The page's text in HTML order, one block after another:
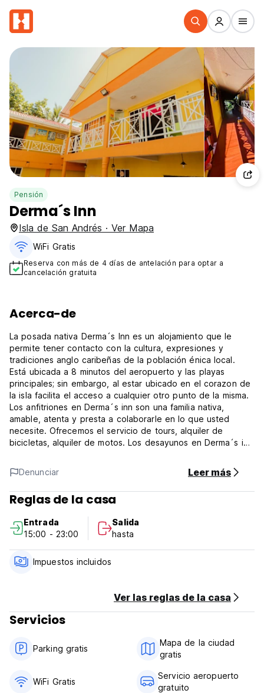
Pensión
Derma´s Inn
Isla de San Andrés · Ver Mapa
WiFi Gratis
Reserva con más de 4 días de antelación para optar a
cancelación gratuita
Acerca-de
La posada nativa Derma´s Inn es un alojamiento que le
permite tener contacto con la cultura, expresiones y
tradiciones anglo caribeñas de la población énica local.
Está ubicada a 8 minutos del aeropuerto y las playas
principales; sin embargo, al estar ubicado en el corazon de
la isla facilita el acceso a cualquier otro punto de la misma.
Los anfitriones en Derma´s inn son una familia nativa,
amable, atenta y presta a colaborarle en lo que usted
necesite. Ofrecemos el servicio de tours, alquiler de
bicicletas, alquiler de motos. Los desayunos en Derma´s inn
El lugar es cómodo, acogedor y el aseo es diario.
Denunciar Leer más
Reglas de la casa
Entrada
15:00 - 23:00
Salida
hasta
Impuestos incluidos
Ver las reglas de la casa
Servicios
Parking gratis
Mapa de la ciudad
gratis
WiFi Gratis
Servicio aeropuerto
gratuito